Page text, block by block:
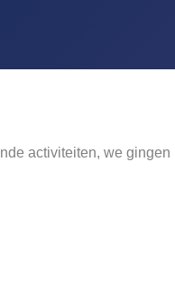
activiteiten, we